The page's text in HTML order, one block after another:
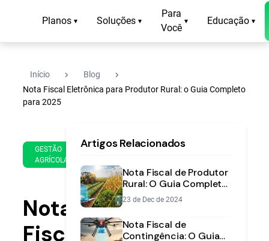
Planos ▾ Soluções ▾
Para
Você
▾ Educação ▾
Início navigate_next Blog navigate_next
Nota Fiscal Eletrônica para Produtor Rural: o Guia Completo
para 2025
GESTÃO
AGRÍCOLA
de
de
2023
min
leitura
Nota
Fiscal
Artigos Relacionados
Nota Fiscal de Produtor
Rural: O Guia Completo
para Preencher Sem
Erros
23 de Dec de 2024
Nota Fiscal de
Contingência: O Guia